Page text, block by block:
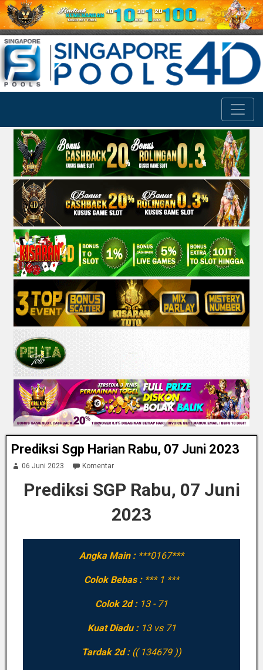
Prediksi Sgp Harian Rabu, 07 Juni 2023
06 Juni 2023 Komentar
Prediksi SGP Rabu, 07 Juni
2023
Angka Main : ***0167***
Colok Bebas : *** 1 ***
Colok 2d : 13 - 71
Kuat Diadu : 13 vs 71
Tardak 2d : (( 134679 ))